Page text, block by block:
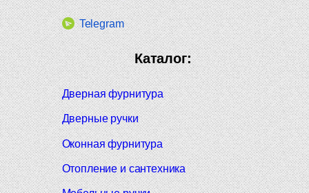
Telegram
Каталог:
Дверная фурнитура
Дверные ручки
Оконная фурнитура
Отопление и сантехника